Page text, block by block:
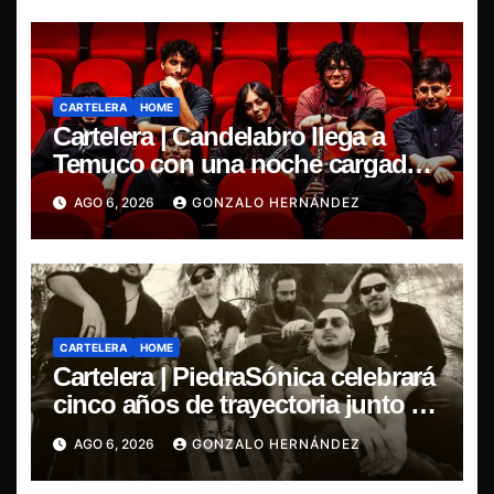
CARTELERA HOME
Cartelera | Candelabro llega a
Temuco con una noche cargada
de indie
AGO 6, 2026 GONZALO HERNÁNDEZ
CARTELERA HOME
Cartelera | PiedraSónica celebrará
cinco años de trayectoria junto a
The Ganjas en el Bar de René
AGO 6, 2026 GONZALO HERNÁNDEZ